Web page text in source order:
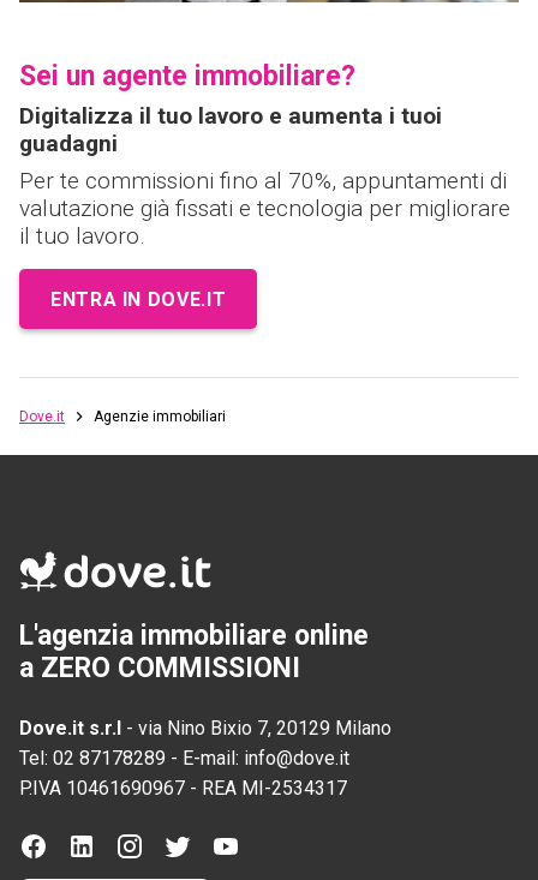
Sei un agente immobiliare?
Digitalizza il tuo lavoro e aumenta i tuoi
guadagni
Per te commissioni fino al 70%, appuntamenti di
valutazione già fissati e tecnologia per migliorare
il tuo lavoro.
ENTRA IN DOVE.IT
Dove.it Agenzie immobiliari
L'agenzia immobiliare online
a ZERO COMMISSIONI
Dove.it s.r.l - via Nino Bixio 7, 20129 Milano
Tel: 02 87178289 - E-mail: info@dove.it
P.IVA 10461690967 - REA MI-2534317